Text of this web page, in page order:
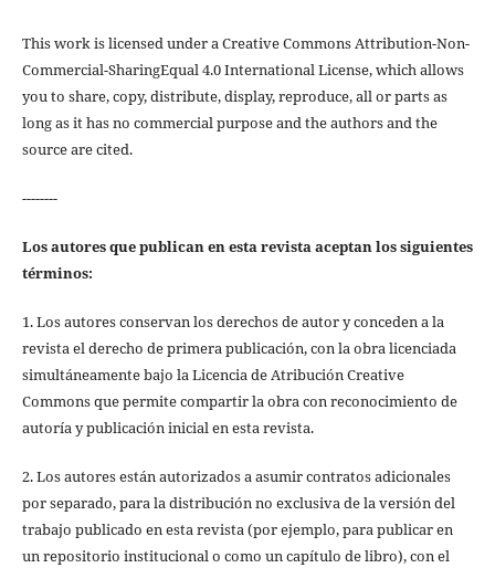
This work is licensed under a Creative Commons Attribution-Non-
Commercial-SharingEqual 4.0 International License, which allows
you to share, copy, distribute, display, reproduce, all or parts as
long as it has no commercial purpose and the authors and the
source are cited.
--------
Los autores que publican en esta revista aceptan los siguientes
términos:
1. Los autores conservan los derechos de autor y conceden a la
revista el derecho de primera publicación, con la obra licenciada
simultáneamente bajo la Licencia de Atribución Creative
Commons que permite compartir la obra con reconocimiento de
autoría y publicación inicial en esta revista.
2. Los autores están autorizados a asumir contratos adicionales
por separado, para la distribución no exclusiva de la versión del
trabajo publicado en esta revista (por ejemplo, para publicar en
un repositorio institucional o como un capítulo de libro), con el